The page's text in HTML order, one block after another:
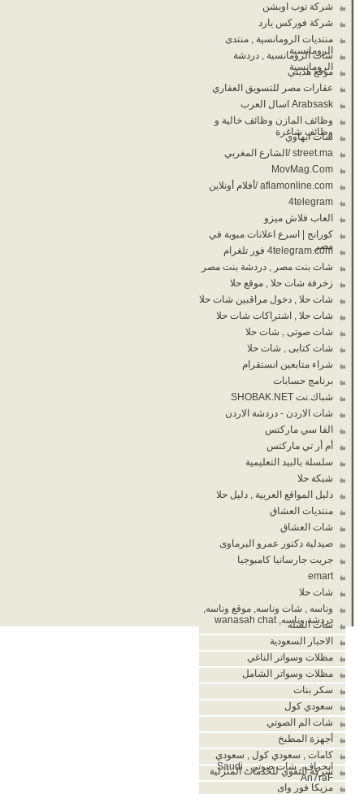
شركة توب اوبشن
شركة فوركس يارد
منتديات الرومانسية , منتدى
الرومانسية
شات الرومانسية , دردشة
الرومانسية
موقع هديتي
عقارات مصر للتسويق العقاري
Arabsask اسال العرب
وظائف المازن وظائف خالية و
وظائف شاغرة
شات ابهاوي
street.ma /الشارع المغربي
MovMag.Com
aflamonline.com /أفلام أونلاين
4telegram
العاب فلاش ميزو
كورانج | اسرع اعلانات مبوبة في
مصر
4telegram.com فور تلغرام
شات بنت مصر , دردشة بنت مصر
زخرفة شات حلا , موقع حلا
شات حلا , دخول مراقبين شات حلا
شات حلا , اشتراكات شات حلا
شات صوتى , شات حلا
شات كتابى , شات حلا
شراء متابعين انستقرام
برنامج حسابات
شباك.نت SHOBAK.NET
شات الاردن - دردشة الاردن
الفا سي ماركتس
أم أر تي ماركتس
سلسلة بالبيد التعليمية
شبكة حلا
دليل المواقع العربية , دليل حلا
منتديات العشاق
شات العشاق
صيدلية دكتور عمرو البرماوى
جريت جارسانيا كامبوجيا
emart
شات حلا
وناسه , شات وناسه, موقع وناسه,
دردشة وناسه, wanasah chat
شات الشله
الاحبار السعودية
مظلات وسواتر الناغي
مظلات وسواتر الشامل
سكر بنات
سعودي كول
شات الم الصوتي
أجهزة المطبخ
كامات , سعودي كول , سعودي
انحراف , شات صوتي , Saudi
An7raF
شركة التقوي للخدمات المنزلية
مزيكا فور واى